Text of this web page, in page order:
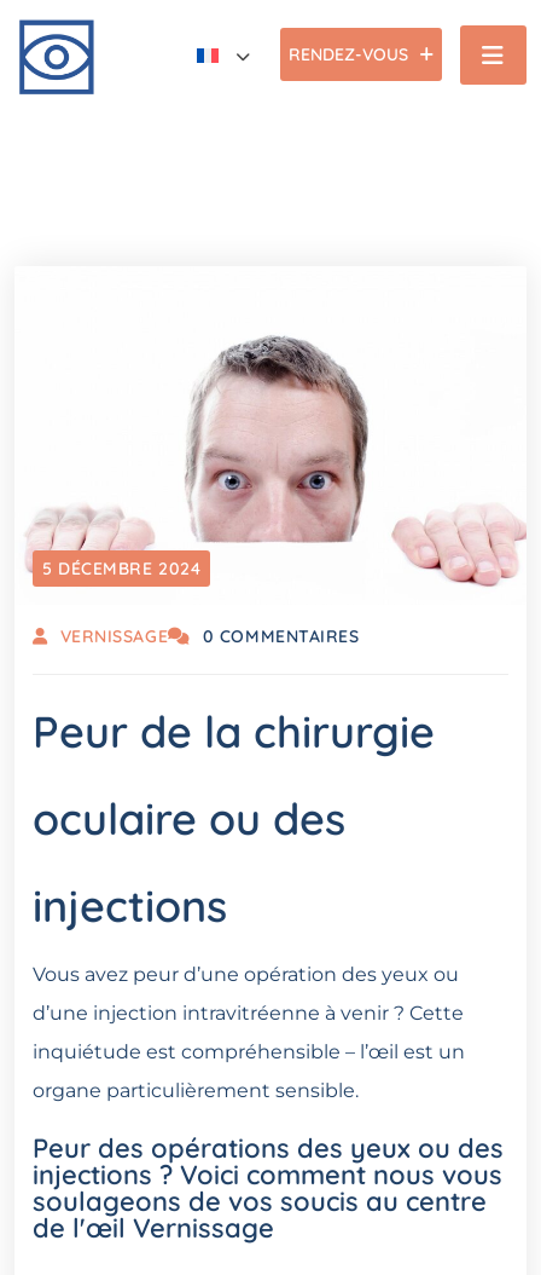
RENDEZ-VOUS
5 DÉCEMBRE 2024
VERNISSAGE 0 COMMENTAIRES
Peur de la chirurgie
oculaire ou des
injections
Vous avez peur d’une opération des yeux ou
d’une injection intravitréenne à venir ? Cette
inquiétude est compréhensible – l’œil est un
organe particulièrement sensible.
Peur des opérations des yeux ou des
injections ? Voici comment nous vous
soulageons de vos soucis au centre
de l'œil Vernissage